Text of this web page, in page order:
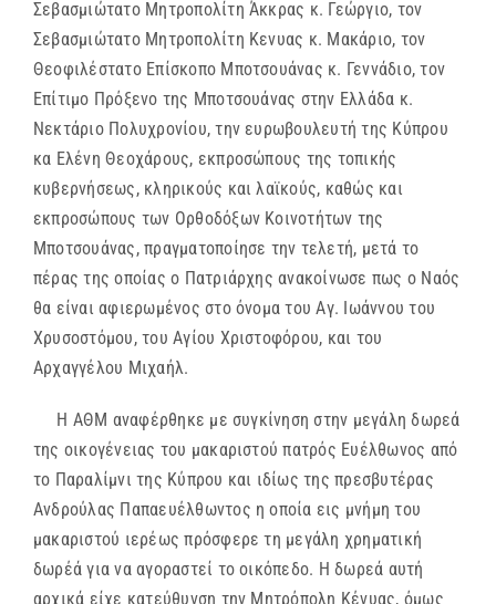
Σεβασμιώτατο Μητροπολίτη Άκκρας κ. Γεώργιο, τον
Σεβασμιώτατο Μητροπολίτη Κενυας κ. Μακάριο, τον
Θεοφιλέστατο Επίσκοπο Μποτσουάνας κ. Γεννάδιο, τον
Επίτιμο Πρόξενο της Μποτσουάνας στην Ελλάδα κ.
Νεκτάριο Πολυχρονίου, την ευρωβουλευτή της Κύπρου
κα Ελένη Θεοχάρους, εκπροσώπους της τοπικής
κυβερνήσεως, κληρικούς και λαϊκούς, καθώς και
εκπροσώπους των Ορθοδόξων Κοινοτήτων της
Μποτσουάνας, πραγματοποίησε την τελετή, μετά το
πέρας της οποίας ο Πατριάρχης ανακοίνωσε πως ο Ναός
θα είναι αφιερωμένος στο όνομα του Αγ. Ιωάννου του
Χρυσοστόμου, του Αγίου Χριστοφόρου, και του
Αρχαγγέλου Μιχαήλ.
Η ΑΘΜ αναφέρθηκε με συγκίνηση στην μεγάλη δωρεά
της οικογένειας του μακαριστού πατρός Ευέλθωνος από
το Παραλίμνι της Κύπρου και ιδίως της πρεσβυτέρας
Ανδρούλας Παπαευέλθωντος η οποία εις μνήμη του
μακαριστού ιερέως πρόσφερε τη μεγάλη χρηματική
δωρέά για να αγοραστεί το οικόπεδο. Η δωρεά αυτή
αρχικά είχε κατεύθυνση την Μητρόπολη Κένυας, όμως